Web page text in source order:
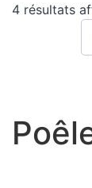
4 résultats